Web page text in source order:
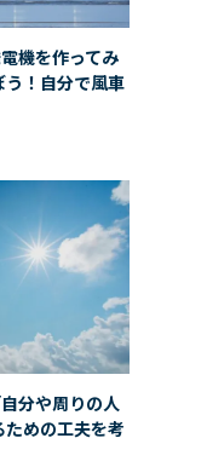
機を作ってみ
！自分で風車
分や周りの人
めの工夫を考